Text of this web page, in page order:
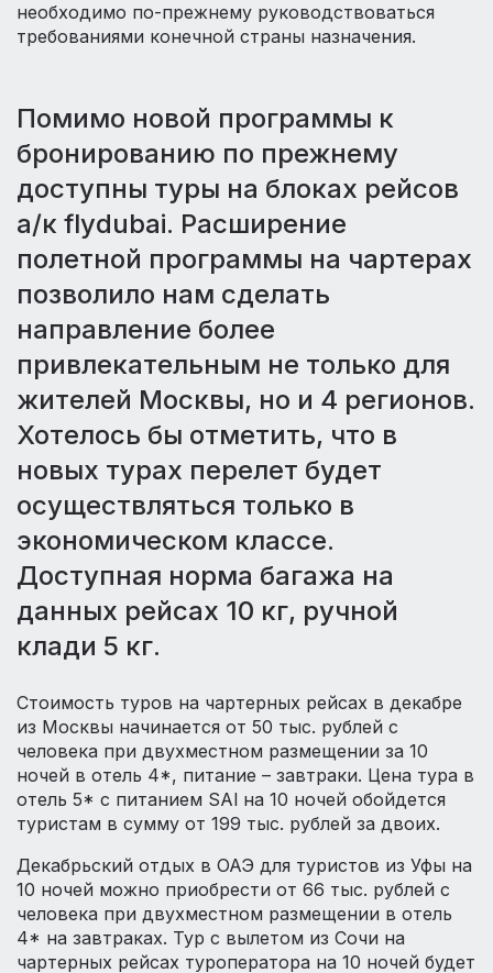
необходимо по-прежнему руководствоваться
требованиями конечной страны назначения.
Помимо новой программы к
бронированию по прежнему
доступны туры на блоках рейсов
а/к flydubai. Расширение
полетной программы на чартерах
позволило нам сделать
направление более
привлекательным не только для
жителей Москвы, но и 4 регионов.
Хотелось бы отметить, что в
новых турах перелет будет
осуществляться только в
экономическом классе.
Доступная норма багажа на
данных рейсах 10 кг, ручной
клади 5 кг.
Стоимость туров на чартерных рейсах в декабре
из Москвы начинается от 50 тыс. рублей с
человека при двухместном размещении за 10
ночей в отель 4*, питание – завтраки. Цена тура в
отель 5* с питанием SAl на 10 ночей обойдется
туристам в сумму от 199 тыс. рублей за двоих.
Декабрьский отдых в ОАЭ для туристов из Уфы на
10 ночей можно приобрести от 66 тыс. рублей с
человека при двухместном размещении в отель
4* на завтраках. Тур с вылетом из Сочи на
чартерных рейсах туроператора на 10 ночей будет